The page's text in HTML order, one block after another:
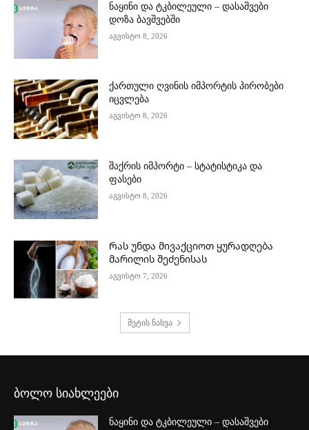
ნაყინი და ტკბილეული – დასაშვები
დოზა ბავშვებში
აგვისტო 8, 2026
ქართული ღვინის იმპორტის პირობები
იცვლება
აგვისტო 8, 2026
შაქრის იმპორტი – სტატისტიკა და
ფასები
აგვისტო 8, 2026
Რას უნდა მივაქციოთ ყურადღება
მარილის შეძენისას
აგვისტო 7, 2026
მეტის ნახვა
ბოლო სიახლეები
ნაყინი და ტკბილეული – დასაშვები